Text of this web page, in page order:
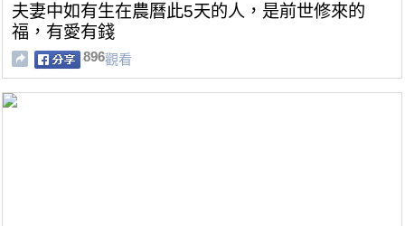
夫妻中如有生在農曆此5天的人，是前世修來的
福，有愛有錢
896觀看